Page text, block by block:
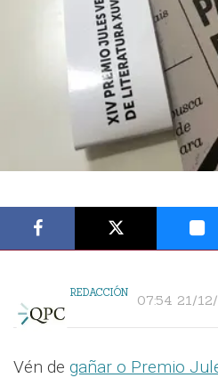
REDACCIÓN 07:54 21/
Vén de gañar o Premio